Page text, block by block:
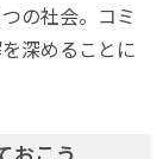
の社会。コミ
深めることに